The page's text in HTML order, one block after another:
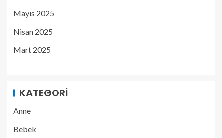
Mayıs 2025
Nisan 2025
Mart 2025
KATEGORI
Anne
Bebek